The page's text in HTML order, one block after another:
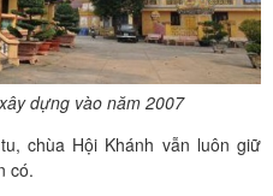
dựng vào năm 2007
chùa Hội Khánh vẫn luôn giữ
có.